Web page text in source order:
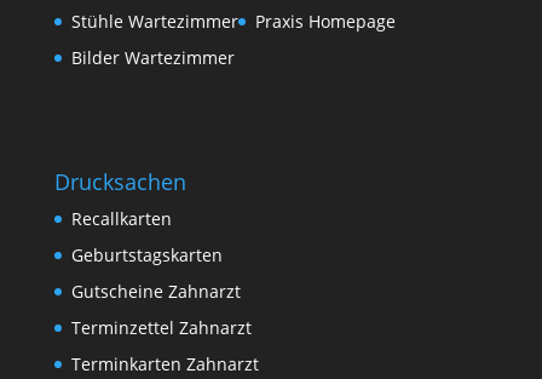
Stühle Wartezimmer
Bilder Wartezimmer
Praxis Homepage
Drucksachen
Recallkarten
Geburtstagskarten
Gutscheine Zahnarzt
Terminzettel Zahnarzt
Terminkarten Zahnarzt